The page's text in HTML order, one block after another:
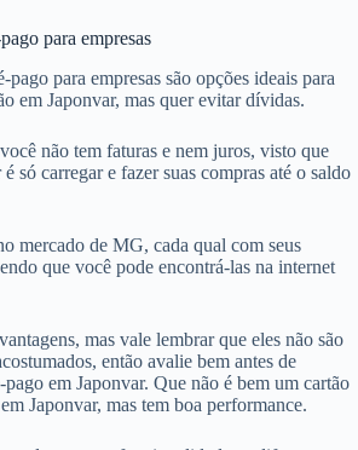
para empresas
para empresas são opções ideais para
em Japonvar, mas quer evitar dívidas.
não tem faturas e nem juros, visto que
só carregar e fazer suas compras até o saldo
mercado de MG, cada qual com seus
que você pode encontrá-las na internet
mas vale lembrar que eles não são
então avalie bem antes de
em Japonvar. Que não é bem um cartão
Japonvar, mas tem boa performance.